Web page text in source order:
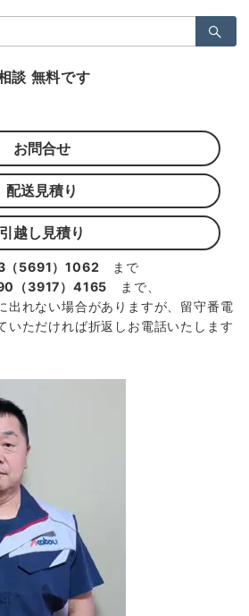
談 無料です
お問合せ
配送見積り
引越し見積り
（5691）1062 まで
（3917）4165 まで、
出れない場合がありますが、留守番電
いただければ折返しお電話いたします